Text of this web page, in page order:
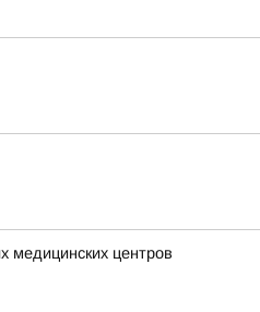
медицинских центров